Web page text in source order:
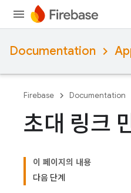
Documentation
Firebase Documentation
초대 링크
이 페이지의 내용
다음 단계